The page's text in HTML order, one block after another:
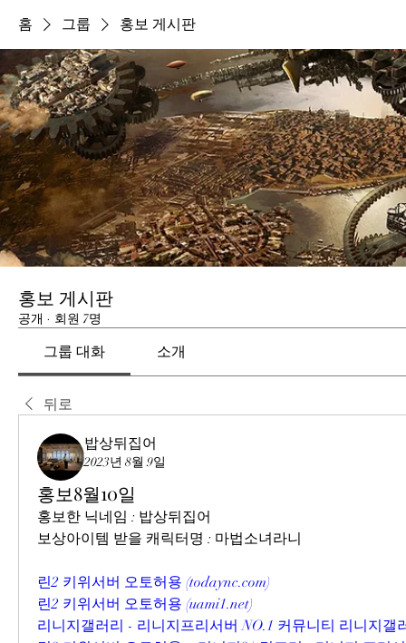
홈 그룹 홍보 게시판
홍보 게시판
공개 · 회원 7명
그룹 대화 소개
뒤로
밥상뒤집어
2023년 8월 9일
홍보8월10일
홍보한 닉네임 : 밥상뒤집어
보상아이템 받을 캐릭터명 : 마법소녀라니
린2 키위서버 오토허용 (todaync.com)
린2 키위서버 오토허용 (uami1.net)
리니지갤러리 - 리니지프리서버 NO.1 커뮤니티 리니지갤